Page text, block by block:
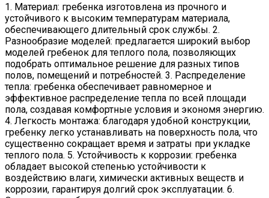
1. Материал: гребенка изготовлена из прочного и
устойчивого к высоким температурам материала,
обеспечивающего длительный срок службы. 2.
Разнообразие моделей: предлагается широкий выбор
моделей гребенок для теплого пола, позволяющих
подобрать оптимальное решение для разных типов
полов, помещений и потребностей. 3. Распределение
тепла: гребенка обеспечивает равномерное и
эффективное распределение тепла по всей площади
пола, создавая комфортные условия и экономя энергию.
4. Легкость монтажа: благодаря удобной конструкции,
гребенку легко устанавливать на поверхность пола, что
существенно сокращает время и затраты при укладке
теплого пола. 5. Устойчивость к коррозии: гребенка
обладает высокой степенью устойчивости к
воздействию влаги, химически активных веществ и
коррозии, гарантируя долгий срок эксплуатации. 6.